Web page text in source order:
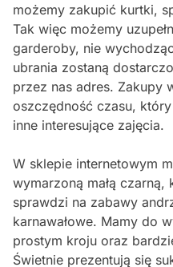
możemy zakupić kurtki,
Tak więc możemy
garderoby, nie
ubrania zostaną
przez nas adres. Zakupy
oszczędność czasu,
inne interesujące zajęcia.
W sklepie internetowym
wymarzoną małą czarną,
sprawdzi na zabawy
karnawałowe. Mamy do
prostym kroju oraz
Świetnie prezentują się